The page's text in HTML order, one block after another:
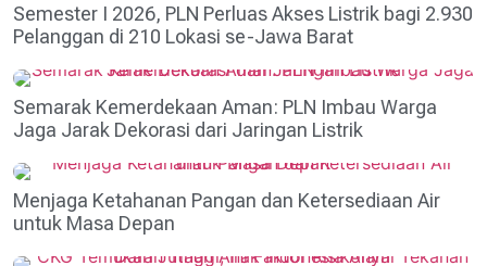
Semester I 2026, PLN Perluas Akses Listrik bagi 2.930
Pelanggan di 210 Lokasi se-Jawa Barat
Semarak Kemerdekaan Aman: PLN Imbau Warga
Jaga Jarak Dekorasi dari Jaringan Listrik
Menjaga Ketahanan Pangan dan Ketersediaan Air
untuk Masa Depan